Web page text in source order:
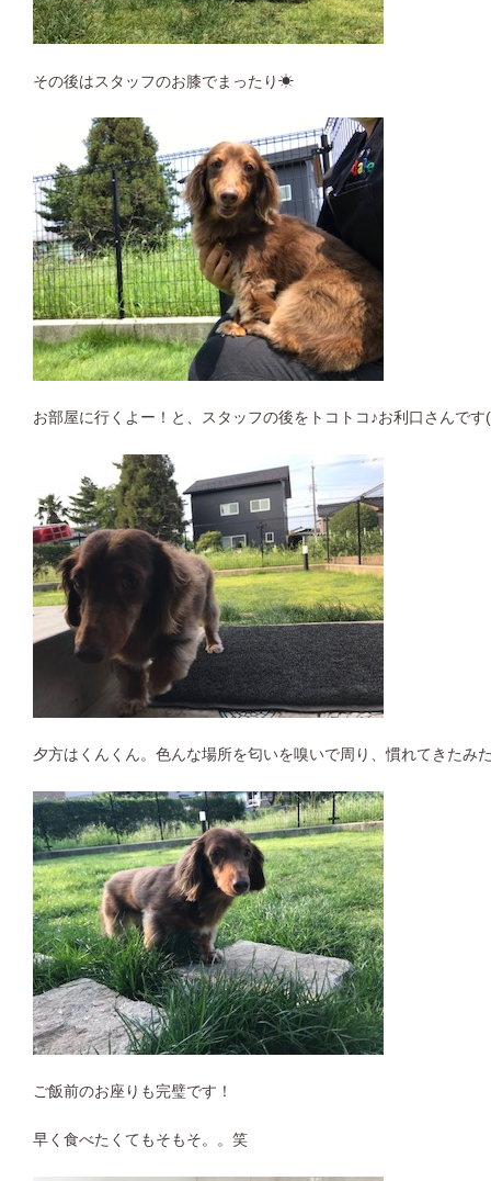
その後はスタッフのお膝でまったり☀︎
お部屋に行くよー！と、スタッフの後をトコトコ♪お利口さんです
夕方はくんくん。色んな場所を匂いを嗅いで周り、慣れてきたみ
ご飯前のお座りも完璧です！
早く食べたくてもそもそ。。笑